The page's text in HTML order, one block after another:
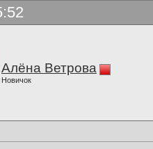
Алёна Ветрова
Новичок